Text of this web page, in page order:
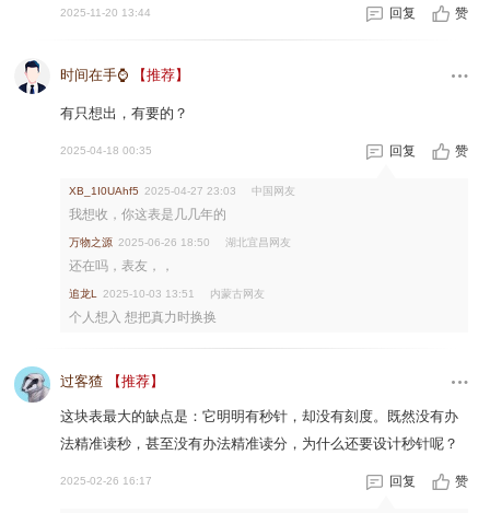
2025-11-20 13:44 回复 赞
时间在手⌚ 【推荐】
有只想出，有要的？
2025-04-18 00:35 回复 赞
XB_1I0UAhf5 2025-04-27 23:03 中国网友
我想收，你这表是几几年的
万物之源 2025-06-26 18:50 湖北宜昌网友
还在吗，表友，，
追龙L 2025-10-03 13:51 内蒙古网友
个人想入 想把真力时换换
过客猹 【推荐】
这块表最大的缺点是：它明明有秒针，却没有刻度。既然没有办
法精准读秒，甚至没有办法精准读分，为什么还要设计秒针呢？
2025-02-26 16:17 回复 赞